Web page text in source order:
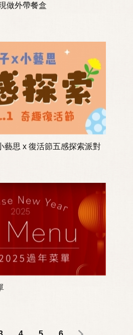
做外帶餐盒
藝思 x 復活節五感探索派對